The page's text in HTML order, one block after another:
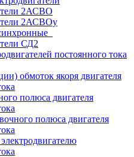
2АСВО
2АСВОу
СД2
постоянного тока
обмоток якоря двигателя
полюса двигателя
полюса двигателя